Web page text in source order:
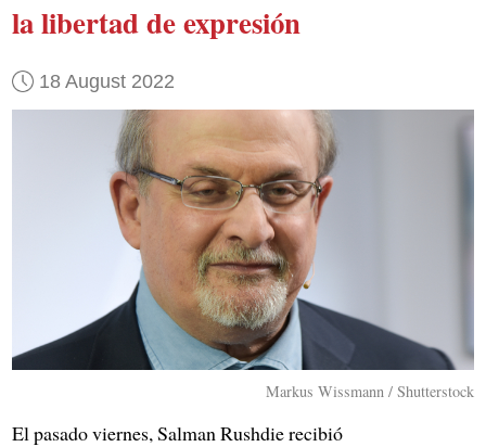
la libertad de expresión
18 August 2022
Markus Wissmann / Shutterstock
El pasado viernes, Salman Rushdie recibió